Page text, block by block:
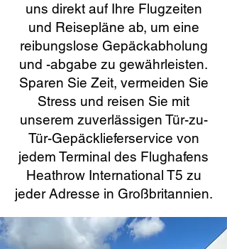
uns direkt auf Ihre Flugzeiten
und Reisepläne ab, um eine
reibungslose Gepäckabholung
und -abgabe zu gewährleisten.
Sparen Sie Zeit, vermeiden Sie
Stress und reisen Sie mit
unserem zuverlässigen Tür-zu-
Tür-Gepäcklieferservice von
jedem Terminal des Flughafens
Heathrow International T5 zu
jeder Adresse in Großbritannien.